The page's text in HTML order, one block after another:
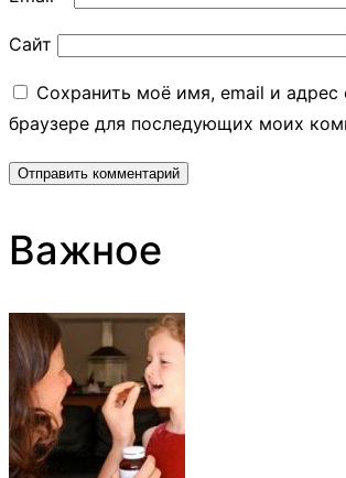
Сайт
Сохранить моё имя, email и адрес
браузере для последующих моих
Важное